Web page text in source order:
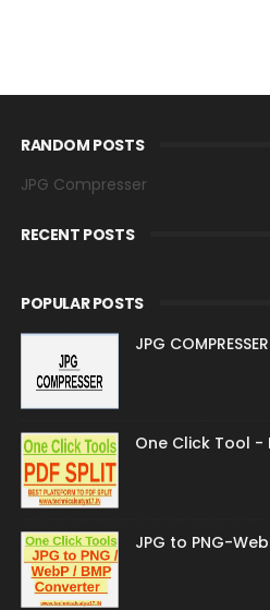
RANDOM POSTS
JPG Compresser
RECENT POSTS
POPULAR POSTS
JPG COMPRESSER
One Click Tool -
JPG to PNG-